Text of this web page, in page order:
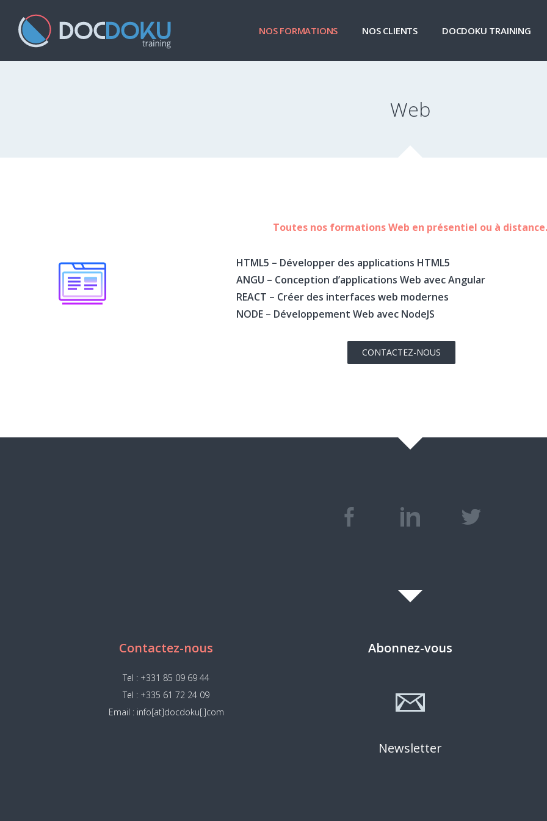
NOS FORMATIONS NOS CLIENTS DOCDOKU TRAINING
Web
Toutes nos formations Web en présentiel ou à distance.
HTML5 – Développer des applications HTML5
ANGU – Conception d’applications Web avec Angular
REACT – Créer des interfaces web modernes
NODE – Développement Web avec NodeJS
CONTACTEZ-NOUS
Contactez-nous
Tel : +331 85 09 69 44
Tel : +335 61 72 24 09
Email : info[at]docdoku[.]com
Abonnez-vous
Newsletter